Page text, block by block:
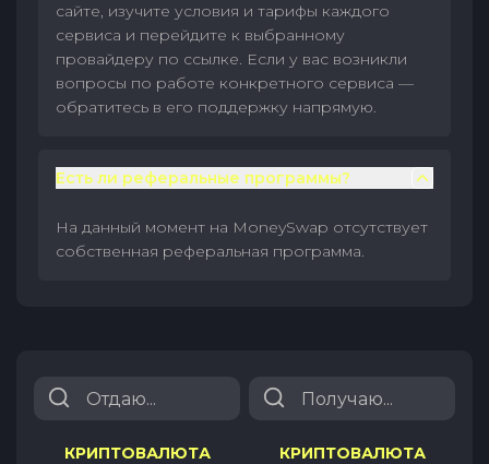
сайте, изучите условия и тарифы каждого
сервиса и перейдите к выбранному
провайдеру по ссылке. Если у вас возникли
вопросы по работе конкретного сервиса —
обратитесь в его поддержку напрямую.
Есть ли реферальные программы?
На данный момент на MoneySwap отсутствует
собственная реферальная программа.
КРИПТОВАЛЮТА
КРИПТОВАЛЮТА